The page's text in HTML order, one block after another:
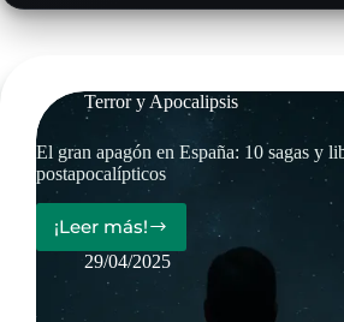
Terror y Apocalipsis
El gran apagón en España: 10 sagas y
postapocalípticos
¡Leer más!
El
gran
apagón
29/04/2025